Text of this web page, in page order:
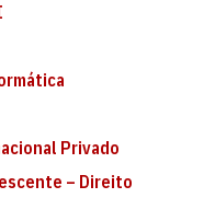
Privado
– Direito